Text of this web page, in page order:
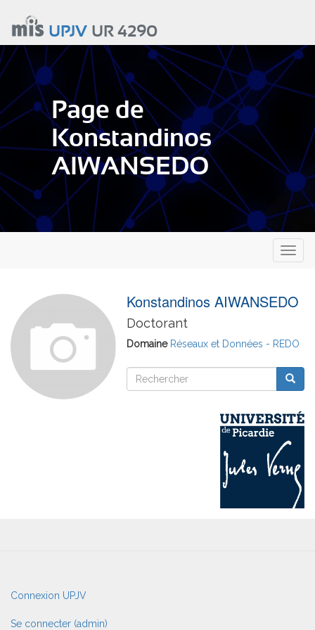
contenu
principal
UPJVUR 4290
Page de
Konstandinos
AIWANSEDO
Konstandinos AIWANSEDO
Doctorant
Domaine Réseaux et Données - REDO
Rechercher
Rechercher
User
account
menu
Connexion UPJV
Se connecter (admin)